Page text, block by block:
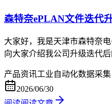
森特奈ePLAN文件迭代
大家好，我是天津市森特奈
向大家介绍我公司升级迭代后
产品资讯工业自动化数据采集
2026/06/30